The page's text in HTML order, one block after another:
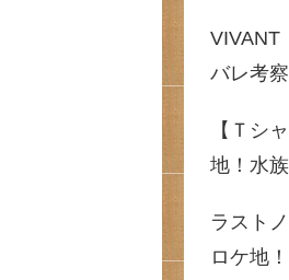
VIVANT
バレ考
【Ｔシ
地！水
ラスト
ロケ地